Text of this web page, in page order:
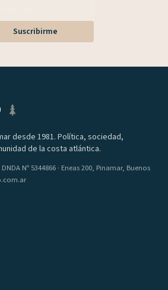
Suscribirme
desde 1981. Política, sociedad,
de la costa atlántica.
Nº 5344866 · Eneas 200, Pinamar, Buenos